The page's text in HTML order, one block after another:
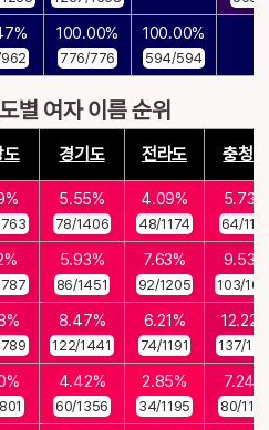
100.00%
776/776
100.00%
594/594
별 여자 이름 순위
도 경기도 전라도 충청도
5.55%
78/1406
4.09%
48/1174
5.73%
64/
5.93%
86/1451
7.63%
92/1205
9.53%
103/
8.47%
122/1441
6.21%
74/1191 137/
4.42%
60/1356
2.85%
34/1195
7.24%
80/